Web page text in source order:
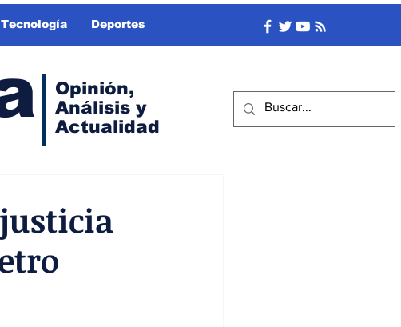
Deportes
Opinión,
Análisis y
Actualidad